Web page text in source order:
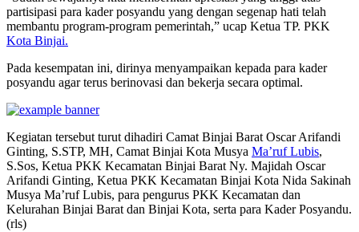
partisipasi para kader posyandu yang dengan segenap hati telah
membantu program-program pemerintah,” ucap Ketua TP. PKK
Kota Binjai.
Pada kesempatan ini, dirinya menyampaikan kepada para kader
posyandu agar terus berinovasi dan bekerja secara optimal.
Kegiatan tersebut turut dihadiri Camat Binjai Barat Oscar Arifandi
Ginting, S.STP, MH, Camat Binjai Kota Musya Ma’ruf Lubis,
S.Sos, Ketua PKK Kecamatan Binjai Barat Ny. Majidah Oscar
Arifandi Ginting, Ketua PKK Kecamatan Binjai Kota Nida Sakinah
Musya Ma’ruf Lubis, para pengurus PKK Kecamatan dan
Kelurahan Binjai Barat dan Binjai Kota, serta para Kader Posyandu.
(rls)